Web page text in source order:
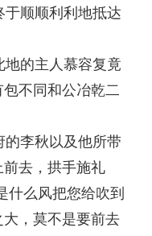
顺顺利利地抵达
的主人慕容复竟
不同和公冶乾二
李秋以及他所带
去，拱手施礼
什么风把您给吹到
，莫不是要前去